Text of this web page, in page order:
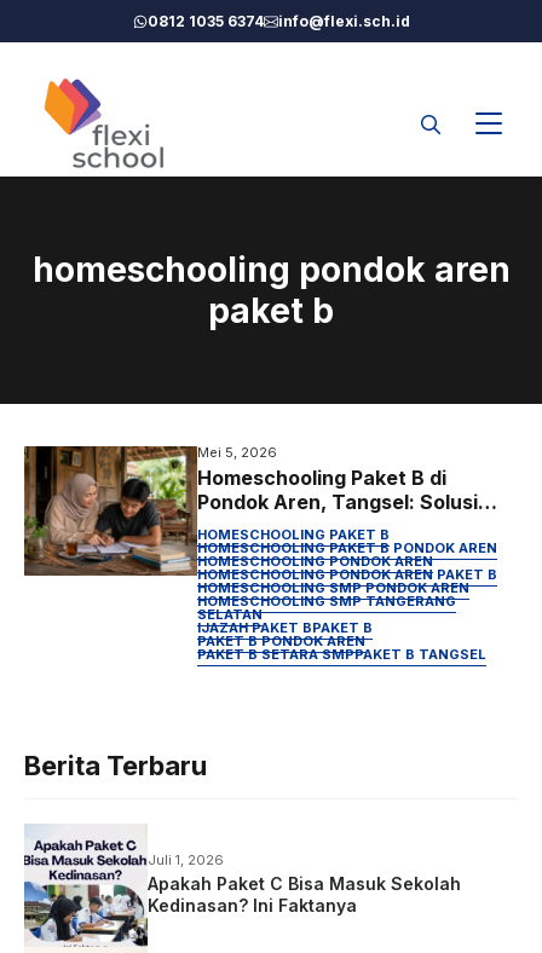
ke
0812 1035 6374 info@flexi.sch.id
homeschooling pondok aren
paket b
Mei 5, 2026
Homeschooling Paket B di
Pondok Aren, Tangsel: Solusi
SMP untuk Anak yang Tak Cocok
Sekolah Biasa
HOMESCHOOLING PAKET B
HOMESCHOOLING PAKET B PONDOK AREN
HOMESCHOOLING PONDOK AREN
HOMESCHOOLING PONDOK AREN PAKET B
HOMESCHOOLING SMP PONDOK AREN
HOMESCHOOLING SMP TANGERANG
SELATAN
IJAZAH PAKET BPAKET B
PAKET B PONDOK AREN
PAKET B SETARA SMPPAKET B TANGSEL
Berita Terbaru
Juli 1, 2026
Apakah Paket C Bisa Masuk Sekolah
Kedinasan? Ini Faktanya